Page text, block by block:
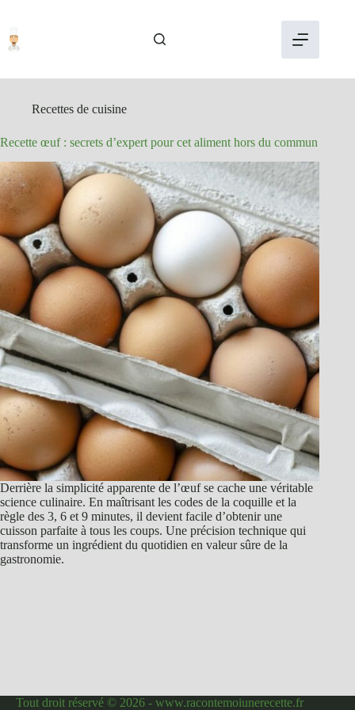
contenu
Recettes de cuisine
Recette œuf : secrets d’expert pour cet aliment hors du commun
Derrière la simplicité apparente de l’œuf se cache une véritable
science culinaire. En maîtrisant les codes de la coquille et la
règle des 3, 6 et 9 minutes, il devient facile d’obtenir une
cuisson parfaite à tous les coups. Une précision technique qui
transforme un ingrédient du quotidien en valeur sûre de la
gastronomie.
Tout droit réservé © 2026 - www.racontemoiunerecette.fr